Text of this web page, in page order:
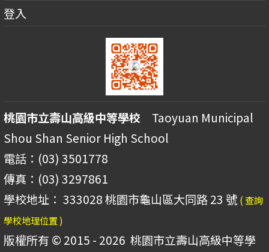
登入
桃園市立壽山高級中等學校 Taoyuan Municipal
Shou Shan Senior High School
電話：(03) 3501778
傳真：(03) 3297861
學校地址： 333028 桃園市龜山區大同路 23 號 ( 查詢
學校地理位置 )
版權所有 © 2015 - 2026 桃園市立壽山高級中等學